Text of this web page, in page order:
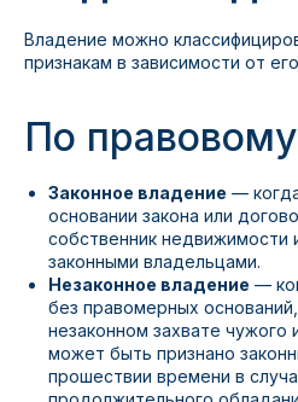
Владение можно
признакам в зависимости от
По
Законное владение —
основании закона или
собственник недвижимости
законными владельцами.
Незаконное владение —
без правомерных
незаконном захвате
может быть признано
прошествии времени в